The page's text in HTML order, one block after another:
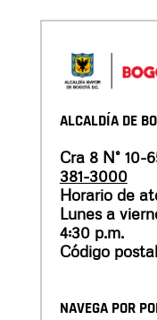
ALCALDÍA DE
Cra 8 N° 10-
381-3000
Horario de
Lunes a
4:30 p.m.
Código postal:
NAVEGA POR